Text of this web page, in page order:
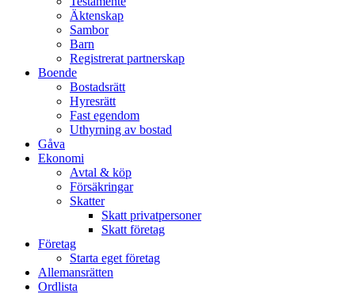
Äktenskap
Sambor
Barn
Registrerat partnerskap
Boende
Bostadsrätt
Hyresrätt
Fast egendom
Uthyrning av bostad
Gåva
Ekonomi
Avtal & köp
Försäkringar
Skatter
Skatt privatpersoner
Skatt företag
Företag
Starta eget företag
Allemansrätten
Ordlista